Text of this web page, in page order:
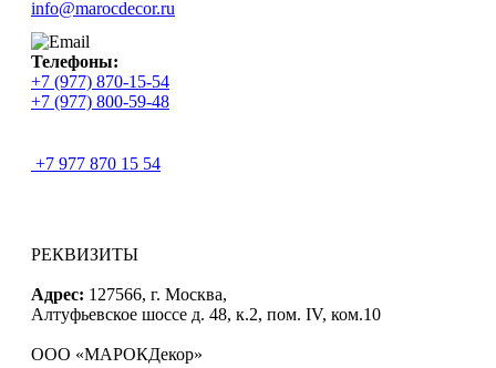
info@marocdecor.ru
Телефоны:
+7 (977) 870-15-54
+7 (977) 800-59-48
+7 977 870 15 54
РЕКВИЗИТЫ
Адрес: 127566, г. Москва,
Алтуфьевское шоссе д. 48, к.2, пом. IV, ком.10
ООО «МАРОКДекор»